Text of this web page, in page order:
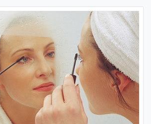
garanti och att du måste registrera din
3 månader från installationsdatumet.